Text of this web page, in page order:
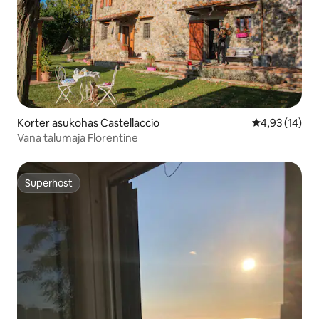
Korter asukohas Castellaccio Keskmine
4,93 (14)
Vana talumaja Florentine
Superhost
Superhost